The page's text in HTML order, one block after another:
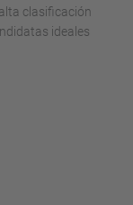
clasificación
ideales